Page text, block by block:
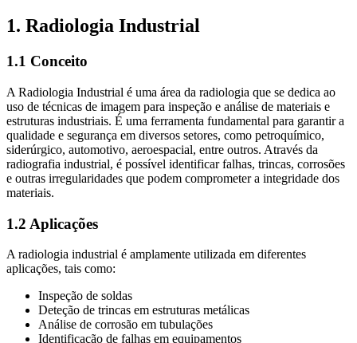
1. Radiologia Industrial
1.1 Conceito
A Radiologia Industrial é uma área da radiologia que se dedica ao
uso de técnicas de imagem para inspeção e análise de materiais e
estruturas industriais. É uma ferramenta fundamental para garantir a
qualidade e segurança em diversos setores, como petroquímico,
siderúrgico, automotivo, aeroespacial, entre outros. Através da
radiografia industrial, é possível identificar falhas, trincas, corrosões
e outras irregularidades que podem comprometer a integridade dos
materiais.
1.2 Aplicações
A radiologia industrial é amplamente utilizada em diferentes
aplicações, tais como:
Inspeção de soldas
Deteção de trincas em estruturas metálicas
Análise de corrosão em tubulações
Identificação de falhas em equipamentos